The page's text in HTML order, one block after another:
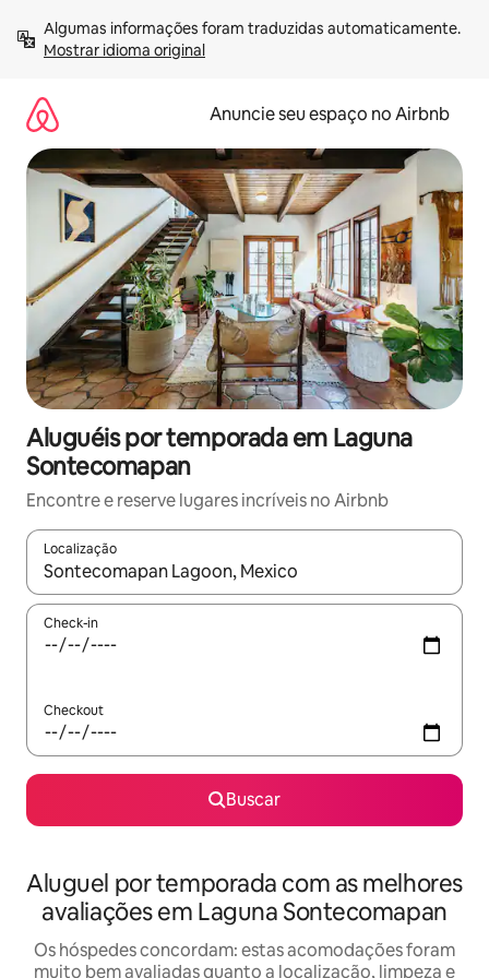
para
Mostrar idioma original
Anuncie seu espaço no Airbnb
Aluguéis por temporada em Laguna
Sontecomapan
Encontre e reserve lugares incríveis no Airbnb
Localização
Quando os resultados estiverem disponíveis, explore-os
Check-in
Checkout
Buscar
Aluguel por temporada com as melhores
avaliações em Laguna Sontecomapan
Os hóspedes concordam: estas acomodações foram
muito bem avaliadas quanto a localização, limpeza e